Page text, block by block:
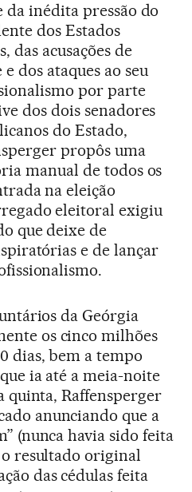
da inédita pressão do
dos Estados
das acusações de
dos ataques ao seu
por parte
dos dois senadores
do Estado,
propôs uma
manual de todos os
na eleição
eleitoral exigiu
que deixe de
e de lançar
da Geórgia
os cinco milhões
dias, bem a tempo
ia até a meia-noite
quinta, Raffensperger
anunciando que a
(nunca havia sido feita
resultado original
das cédulas feita